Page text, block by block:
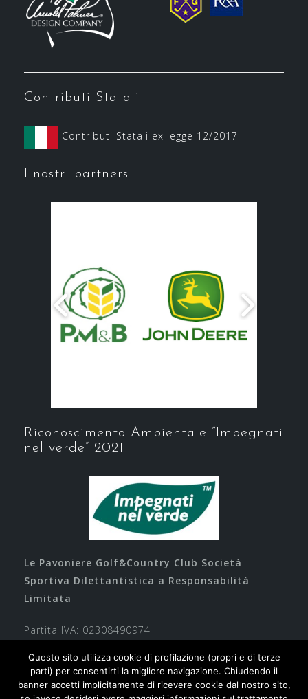
Contributi Statali
Contributi Statali ex legge 12/2017
I nostri partners
Riconoscimento Ambientale “Impegnati
nel verde” 2021
Le Pavoniere Golf&Country Club Società
Sportiva Dilettantistica a Responsabilità
Limitata
Partita IVA: 02308490974
Questo sito utilizza cookie di profilazione (propri e di terze
parti) per consentirti la migliore navigazione. Chiudendo il
banner accetti implicitamente di ricevere cookie dal nostro sito,